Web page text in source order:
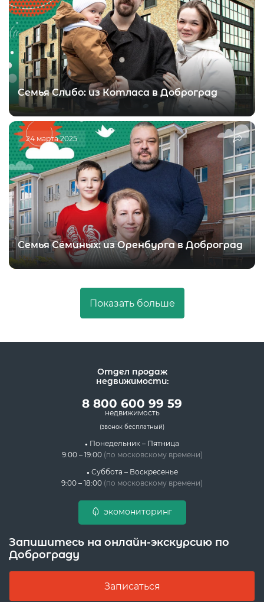
Семья Слибо: из Котласа в Доброград
24 марта 2025
Семья Сёминых: из Оренбурга в Доброград
Показать больше
Отдел продаж
недвижимости:
8 800 600 99 59
недвижимость
(звонок бесплатный)
Понедельник – Пятница
9:00 – 19:00 (по московскому времени)
Суббота – Воскресенье
9:00 – 18:00 (по московскому времени)
экомониторинг
Запишитесь на онлайн-экскурсию по
Доброграду
Записаться